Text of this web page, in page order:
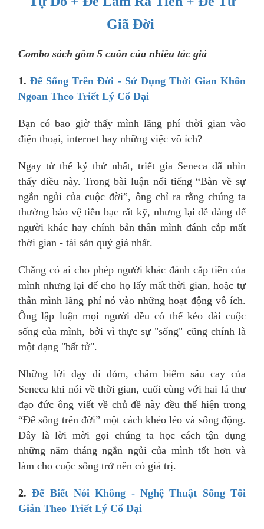
Giã Đời
Combo sách gồm 5 cuốn của nhiều tác giả
1.Để Sống Trên Đời - Sử Dụng Thời Gian Khôn
Ngoan Theo Triết Lý Cổ Đại
Bạn có bao giờ thấy mình lãng phí thời gian vào
điện thoại, internet hay những việc vô ích?
Ngay từ thế kỷ thứ nhất, triết gia Seneca đã nhìn
thấy điều này. Trong bài luận nổi tiếng “Bàn về sự
ngắn ngủi của cuộc đời”, ông chỉ ra rằng chúng ta
thường bảo vệ tiền bạc rất kỹ, nhưng lại dễ dàng để
người khác hay chính bản thân mình đánh cắp mất
thời gian - tài sản quý giá nhất.
Chẳng có ai cho phép người khác đánh cắp tiền của
mình nhưng lại để cho họ lấy mất thời gian, hoặc tự
thân mình lãng phí nó vào những hoạt động vô ích.
Ông lập luận mọi người đều có thể kéo dài cuộc
sống của mình, bởi vì thực sự "sống" cũng chính là
một dạng "bất tử".
Những lời dạy dí dỏm, châm biếm sâu cay của
Seneca khi nói về thời gian, cuối cùng với hai lá thư
đạo đức ông viết về chủ đề này đều thể hiện trong
“Để sống trên đời” một cách khéo léo và sống động.
Đây là lời mời gọi chúng ta học cách tận dụng
những năm tháng ngắn ngủi của mình tốt hơn và
làm cho cuộc sống trở nên có giá trị.
2.Để Biết Nói Không - Nghệ Thuật Sống Tối
Giản Theo Triết Lý Cổ Đại